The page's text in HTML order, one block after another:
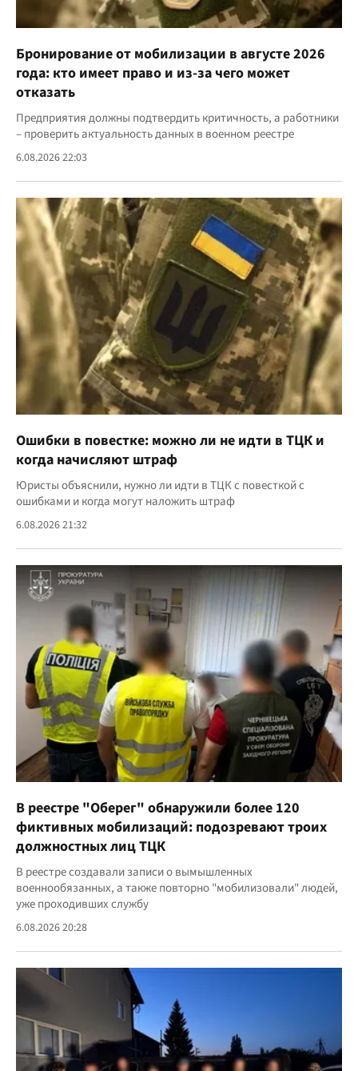
Бронирование от мобилизации в августе 2026
года: кто имеет право и из-за чего может
отказать
Предприятия должны подтвердить критичность, а работники
– проверить актуальность данных в военном реестре
6.08.2026 22:03
Ошибки в повестке: можно ли не идти в ТЦК и
когда начисляют штраф
Юристы объяснили, нужно ли идти в ТЦК с повесткой с
ошибками и когда могут наложить штраф
6.08.2026 21:32
В реестре "Оберег" обнаружили более 120
фиктивных мобилизаций: подозревают троих
должностных лиц ТЦК
В реестре создавали записи о вымышленных
военнообязанных, а также повторно "мобилизовали" людей,
уже проходивших службу
6.08.2026 20:28